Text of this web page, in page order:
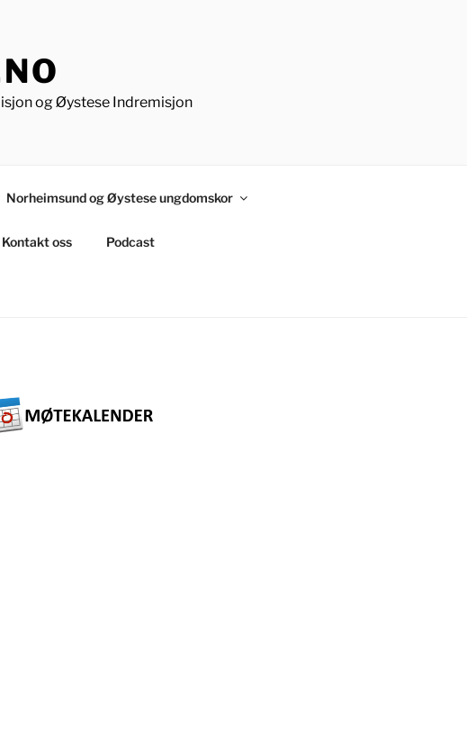
og Øystese Indremisjon
Norheimsund og Øystese ungdomskor
Kontakt oss Podcast